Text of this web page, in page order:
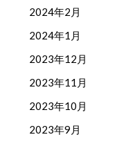
2024年2月
2024年1月
2023年12月
2023年11月
2023年10月
2023年9月